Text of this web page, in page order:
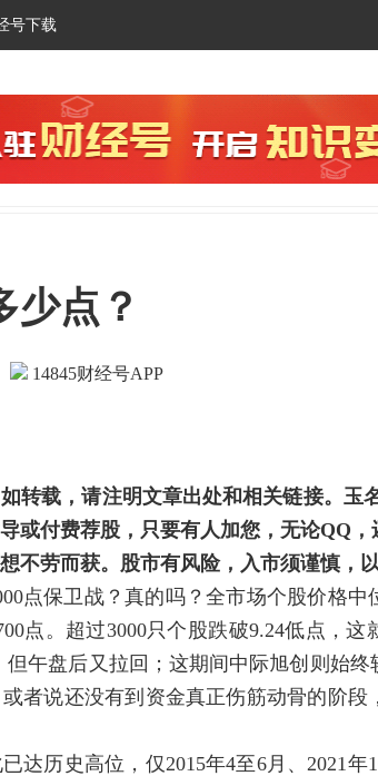
号下载
少点？
财经号APP
14845
转载，请注明文章出处和相关链接。玉
或付费荐股，只要有人加您，无论QQ
不劳而获。股市有风险，入市须谨慎，
卫战？真的吗？全市场个股价格中位
点。超过3000只个股跌破9.24低点，这
但午盘后又拉回；这期间中际旭创则始
者说还没有到资金真正伤筋动骨的阶段
高位，仅2015年4至6月、2021年10